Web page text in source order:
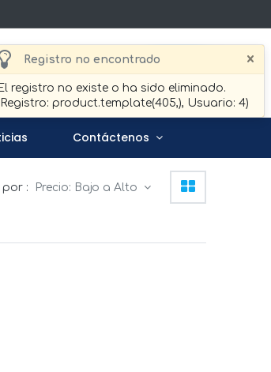
Registro no encontrado ×
El registro no existe o ha sido eliminado.
product.template(405,), Usuario: 4)
Buscar
Contáctenos
: Precio: Bajo a Alto